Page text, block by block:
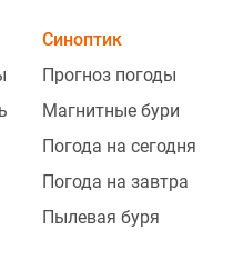
Синоптик
Прогноз погоды
Магнитные бури
Погода на сегодня
Погода на завтра
Пылевая буря